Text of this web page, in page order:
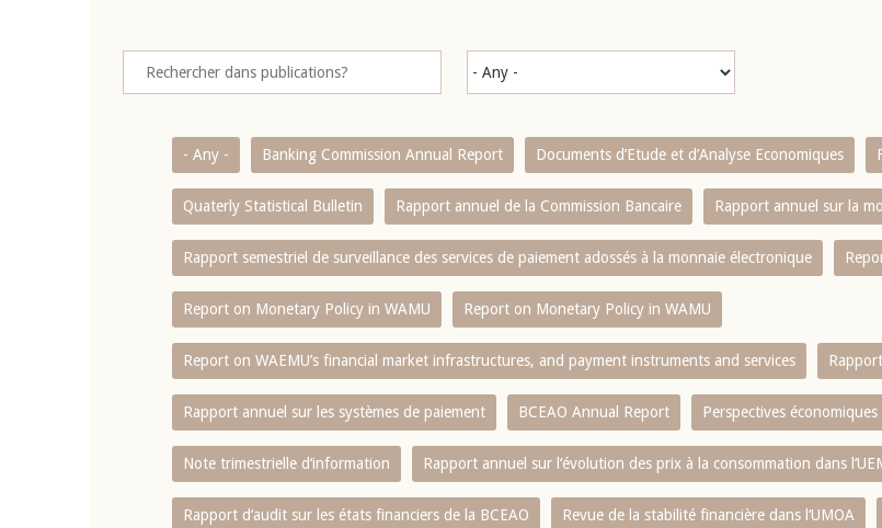
- Any - Banking Commission Annual Report Documents d’Etude et d’Analyse Economiques
Quaterly Statistical Bulletin Rapport annuel de la Commission Bancaire Rapport annuel sur la
Rapport semestriel de surveillance des services de paiement adossés à la monnaie électronique
Report on Monetary Policy in WAMU Report on Monetary Policy in WAMU
Report on WAEMU’s financial market infrastructures, and payment instruments and services
Rapport annuel sur les systèmes de paiement BCEAO Annual Report Perspectives économiques
Note trimestrielle d‘information Rapport annuel sur l‘évolution des prix à la consommation dans
Rapport d‘audit sur les états financiers de la BCEAO Revue de la stabilité financière dans l‘UMOA